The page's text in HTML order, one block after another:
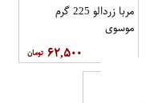
مربا زردالو 225 گرم
موسوي
۶۲,۵۰۰